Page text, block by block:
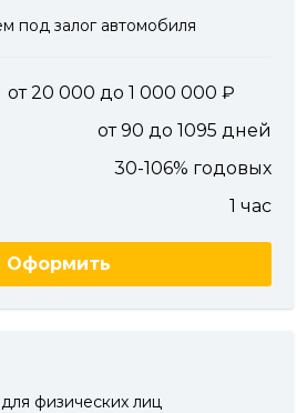
под залог автомобиля
от 20 000 до 1 000 000
от 90 до 1095 дней
30-106% годовых
1 час
Оформить
физических лиц